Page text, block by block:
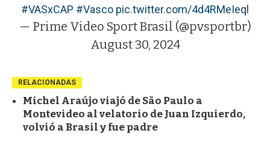
#VASxCAP #Vasco pic.twitter.com/4d4RMeIeql
— Prime Video Sport Brasil (@pvsportbr)
August 30, 2024
RELACIONADAS
Michel Araújo viajó de São Paulo a
Montevideo al velatorio de Juan Izquierdo,
volvió a Brasil y fue padre